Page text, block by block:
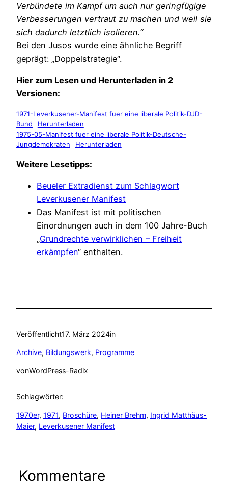
Verbündete im Kampf um auch nur geringfügige
Verbesserungen vertraut zu machen und weil sie
sich dadurch letztlich isolieren.“
Bei den Jusos wurde eine ähnliche Begriff
geprägt: „Doppelstrategie“.
Hier zum Lesen und Herunterladen in 2
Versionen:
1971-Leverkusener-Manifest fuer eine liberale Politik-DJD-
Bund
Herunterladen
1975-05-Manifest fuer eine liberale Politik-Deutsche-
Jungdemokraten
Herunterladen
Weitere Lesetipps:
Beueler Extradienst zum Schlagwort
Leverkusener Manifest
Das Manifest ist mit politischen
Einordnungen auch in dem 100 Jahre-Buch
„Grundrechte verwirklichen – Freiheit
erkämpfen“ enthalten.
Veröffentlicht17. März 2024in
Archive, Bildungswerk, Programme
vonWordPress-Radix
Schlagwörter:
1970er, 1971, Broschüre, Heiner Brehm, Ingrid Matthäus-
Maier, Leverkusener Manifest
Kommentare